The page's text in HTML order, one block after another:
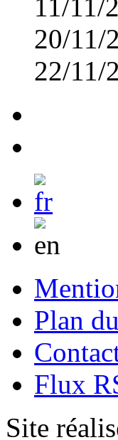
11/11/
20/11/
22/11/
Plan
Flux
Site